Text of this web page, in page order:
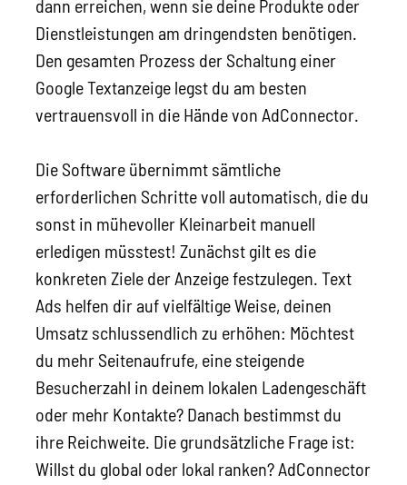
dann erreichen, wenn sie deine Produkte oder
Dienstleistungen am dringendsten benötigen.
Den gesamten Prozess der Schaltung einer
Google Textanzeige legst du am besten
vertrauensvoll in die Hände von AdConnector.
Die Software übernimmt sämtliche
erforderlichen Schritte voll automatisch, die du
sonst in mühevoller Kleinarbeit manuell
erledigen müsstest! Zunächst gilt es die
konkreten Ziele der Anzeige festzulegen. Text
Ads helfen dir auf vielfältige Weise, deinen
Umsatz schlussendlich zu erhöhen: Möchtest
du mehr Seitenaufrufe, eine steigende
Besucherzahl in deinem lokalen Ladengeschäft
oder mehr Kontakte? Danach bestimmst du
ihre Reichweite. Die grundsätzliche Frage ist:
Willst du global oder lokal ranken? AdConnector